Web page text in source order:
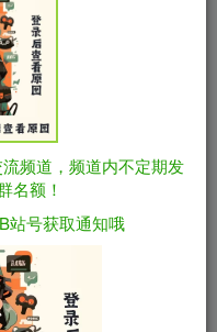
v1.0 机翻汉化版
sygu.cc
频道，频道内不定期发
名额！
站号获取通知哦